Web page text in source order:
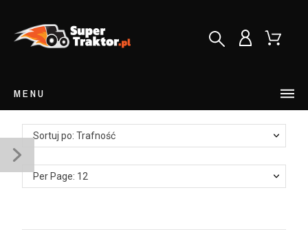
MENU
Sortuj po: Trafność
Per Page: 12